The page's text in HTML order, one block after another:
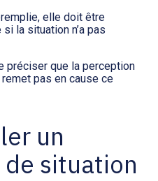
elle doit être
la situation n’a pas
préciser que la perception
pas en cause ce
un
situation